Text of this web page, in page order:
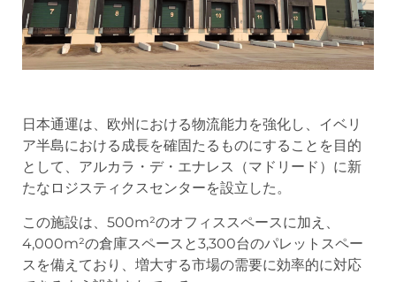
日本通運は、欧州における物流能力を強化し、イベリ
ア半島における成長を確固たるものにすることを目的
として、アルカラ・デ・エナレス（マドリード）に新
たなロジスティクスセンターを設立した。
この施設は、500m²のオフィススペースに加え、
4,000m²の倉庫スペースと3,300台のパレットスペー
スを備えており、増大する市場の需要に効率的に対応